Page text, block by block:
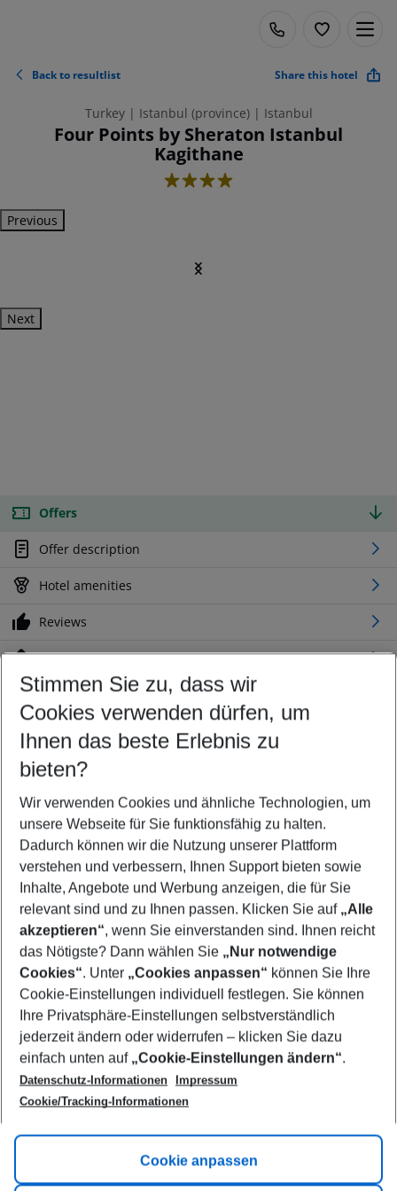
Back to resultlist Share this hotel
Turkey | Istanbul (province) | Istanbul
Four Points by Sheraton Istanbul
Kagithane
4
Previous
Next
Offers
Offer description
Hotel amenities
Reviews
Location
Customize your offer
Find the perfect deal which suits your best
Your departure airport
Any airport
Select your date range
08/08/26–06/08/27 5-8 nights
Who will travel
2 adults No children
Show more filter
Footer
Footer navigation
Title A
Link A
Stimmen Sie zu, dass wir
Cookies verwenden dürfen, um
Ihnen das beste Erlebnis zu
bieten?
Wir verwenden Cookies und ähnliche Technologien, um
unsere Webseite für Sie funktionsfähig zu halten.
Dadurch können wir die Nutzung unserer Plattform
verstehen und verbessern, Ihnen Support bieten sowie
Inhalte, Angebote und Werbung anzeigen, die für Sie
relevant sind und zu Ihnen passen. Klicken Sie auf „Alle
akzeptieren“, wenn Sie einverstanden sind. Ihnen reicht
das Nötigste? Dann wählen Sie „Nur notwendige
Cookies“. Unter „Cookies anpassen“ können Sie Ihre
Cookie-Einstellungen individuell festlegen. Sie können
Ihre Privatsphäre-Einstellungen selbstverständlich
jederzeit ändern oder widerrufen – klicken Sie dazu
einfach unten auf „Cookie-Einstellungen ändern“.
Datenschutz-Informationen
Impressum
Cookie/Tracking-Informationen
Cookie anpassen